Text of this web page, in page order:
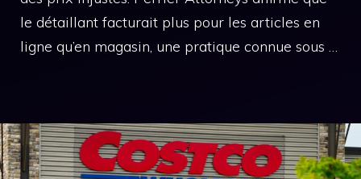
le détaillant facturait plus pour les articles en
ligne qu’en magasin, une pratique connue sous …